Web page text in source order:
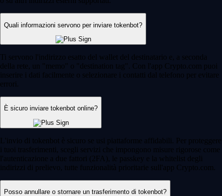
Quali informazioni servono per inviare tokenbot?
Ti servono l'indirizzo esatto del wallet del destinatario e, a seconda
della rete, un "memo" o "destination tag". Con l'app Crypto.com puoi
inserire i dati facilmente o selezionare i contatti dal telefono per evitare
errori.
È sicuro inviare tokenbot online?
L'invio di tokenbot è sicuro se usi piattaforme affidabili. Per proteggere
i tuoi trasferimenti, scegli servizi che impongono misure rigorose come
l'autenticazione a due fattori (2FA), le passkey e la whitelist degli
indirizzi di prelievo, tutte funzionalità prioritarie sull'app Crypto.com.
Posso annullare o stornare un trasferimento di tokenbot?